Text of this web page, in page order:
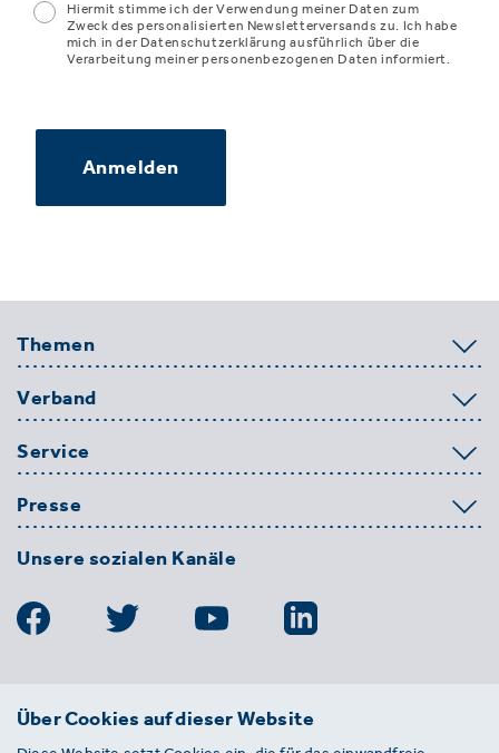
Hiermit stimme ich der Verwendung meiner Daten zum
Zweck des personalisierten Newsletterversands zu. Ich habe
mich in der Datenschutzerklärung ausführlich über die
Verarbeitung meiner personenbezogenen Daten informiert.
Anmelden
Themen
Verband
Service
Presse
Unsere sozialen Kanäle
BDE
Über Cookies auf dieser Website